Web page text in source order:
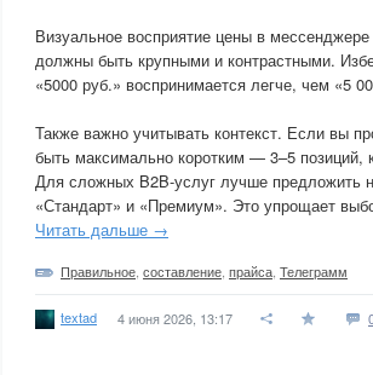
Визуальное восприятие цены в
должны быть крупными и контрастными.
«5000 руб.» воспринимается легче, чем «5
Также важно учитывать контекст. Если вы
быть максимально коротким — 3–5 позиций,
Для сложных B2B-услуг лучше предложить
«Стандарт» и «Премиум». Это упрощает
Читать дальше →
Правильное составление прайса Телеграмм
textad 4 июня 2026, 13:17